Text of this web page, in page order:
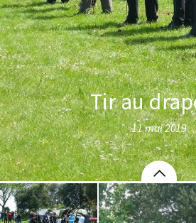
Tir au
11 mai 2019